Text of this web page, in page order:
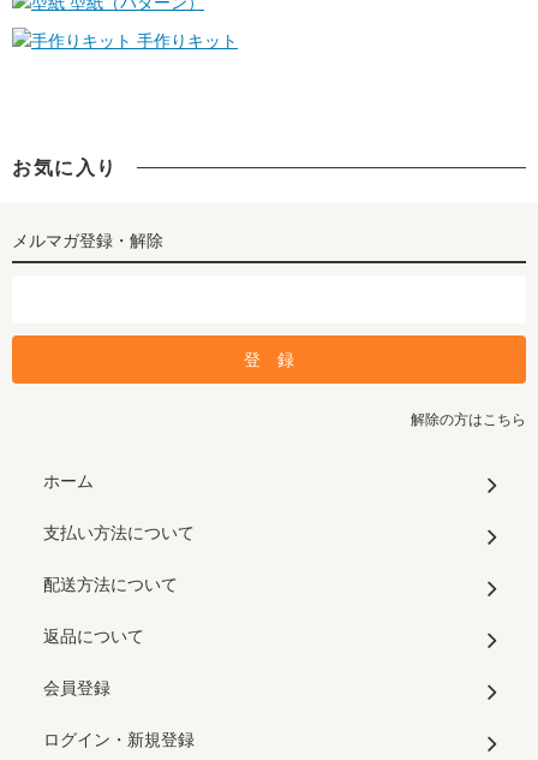
手作りキット
お気に入り
メルマガ登録・解除
解除の方はこちら
ホーム
支払い方法について
配送方法について
返品について
会員登録
ログイン・新規登録